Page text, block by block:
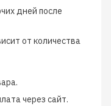
дней после
от количества
через сайт.